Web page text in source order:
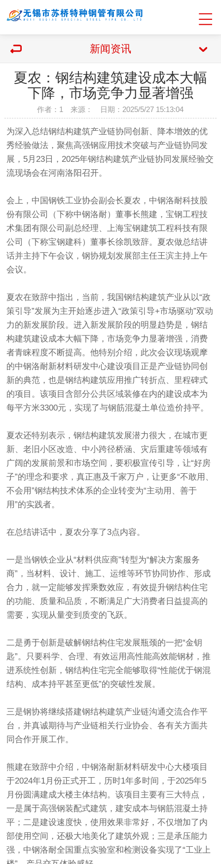
新闻资讯
夏农：钢结构建筑建设成本大幅
下降，市场竞争力显著增强
作者：1 来源： 日期：2025/5/27 15:13:04
为深入总结钢结构建筑产业链协同创新、降本增效的优
秀经验做法，聚焦高强钢应用技术突破与产业链协同发
展，5月23日，2025年钢结构建筑产业链协同发展经验交
流现场会在河南洛阳召开。
会上，中国钢铁工业协会副会长夏农，中钢洛耐科技股
份有限公司（下称中钢洛耐）董事长熊建，宝钢工程技
术集团有限公司副总经理、上海宝钢建筑工程科技有限
公司（下称宝钢建科）董事长徐凯致辞。夏农做总结讲
话并主持下午会议，钢协规划发展部主任王滨主持上午
会议。
夏农在致辞中指出，当前，我国钢结构建筑产业从以“政
策引导”发展为主开始逐步进入“政策引导+市场驱动”双动
力的新发展阶段。进入新发展阶段的明显趋势是，钢结
构建筑建设成本大幅下降，市场竞争力显著增强，消费
者青睐程度不断提高。他特别介绍，此次会议现场观摩
的中钢洛耐新材料研发中心建设项目正是产业链协同创
新的典范，也是钢结构建筑应用推广转折点、里程碑式
的项目。该项目含部分公共区域装修在内的建设成本为
每平方米3300元，实现了与钢筋混凝土单位造价持平。
夏农还特别表示，钢结构建筑发展潜力很大，在城市更
新、老旧小区改造、中小跨径桥涵、灾后重建等领域有
广阔的发展前景和市场空间，要积极宣传引导，让“好房
子”的理念和要求，真正惠及千家万户，让更多“不敢用、
不会用”钢结构技术体系的企业转变为“主动用、善于
用”的实践者。
在总结讲话中，夏农分享了3点内容。
一是当钢铁企业从“材料供应商”转型为“解决方案服务
商”，当材料、设计、施工、运维等环节协同协作、形成
合力，就一定能够发挥乘数效应，有效提升钢结构住宅
的功能、质量和品质，不断满足广大消费者日益提高的
需要，实现从量变到质变的飞跃。
二是勇于创新是破解钢结构住宅发展瓶颈的一把“金钥
匙”。只要科学、合理、有效运用高性能高效能钢材，推
进系统性创新，钢结构住宅完全能够取得“性能优于钢混
结构、成本持平甚至更低”的突破性发展。
三是钢协将继续搭建钢结构建筑产业链沟通交流合作平
台，并真诚期待与产业链相关行业协会、各有关方面共
同合作开展工作。
熊建在致辞中介绍，中钢洛耐新材料研发中心大楼项目
于2024年1月份正式开工，历时1年多时间，于2025年5
月份圆满建成大楼主体结构。该项目主要有三大特点，
一是属于高强钢装配式建筑，建安成本与钢筋混凝土持
平；二是建设速度快，使用效果非常好，不仅增加了内
部使用空间，还极大地美化了建筑外观；三是承压能力
强，中钢洛耐全国重点实验室和检测设备实现了“工业上